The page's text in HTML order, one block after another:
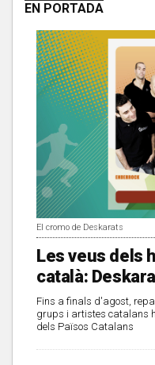
EN PORTADA
El cromo de Deskarats
Les veus dels
català:
Fins a finals d'agost,
grups i artistes catalans
dels Països Catalans